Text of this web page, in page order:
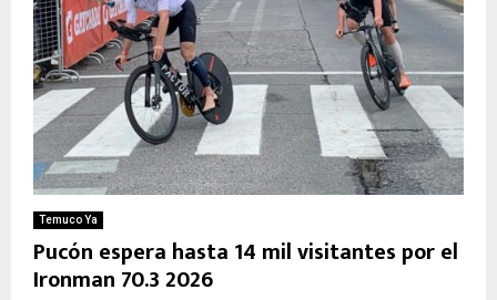
R
Y
M
E
N
Temuco Ya
Pucón espera hasta 14 mil visitantes por el
Ironman 70.3 2026